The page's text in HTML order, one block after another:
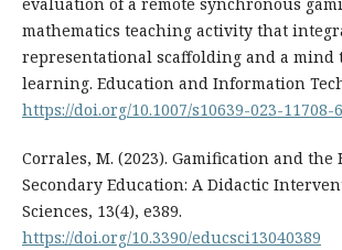
mathematics teaching activity that
representational scaffolding and a mind
learning. Education and Information
https://doi.org/10.1007/s10639-023-11708-6
Corrales, M. (2023). Gamification and
Secondary Education: A Didactic
Sciences, 13(4), e389.
https://doi.org/10.3390/educsci13040389